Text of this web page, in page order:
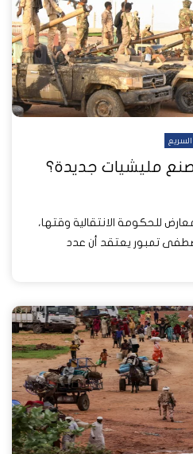
مليشيات جديدة؟
لم يكن المعارض للحكومة الانتقالية وقتها،
تمبور يعتقد أن عدد